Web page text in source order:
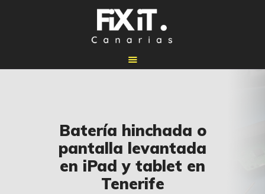
Batería hinchada o
pantalla levantada
en iPad y tablet en
Tenerife
🔧 REPARACIONES
🛠️ SERVICIOS
ADICIONALES
👉 SOLICITAR